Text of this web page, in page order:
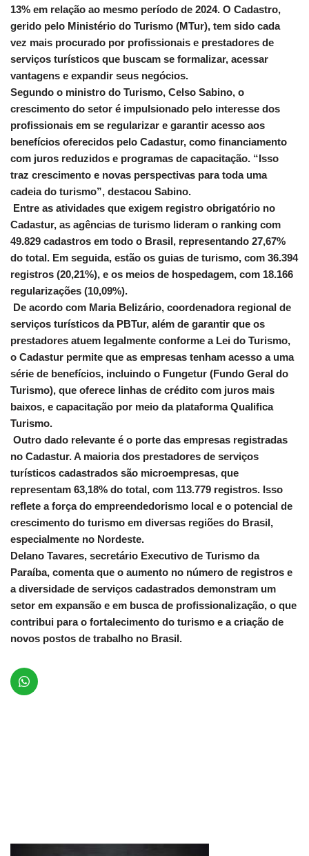
13% em relação ao mesmo período de 2024. O Cadastro,
gerido pelo Ministério do Turismo (MTur), tem sido cada
vez mais procurado por profissionais e prestadores de
serviços turísticos que buscam se formalizar, acessar
vantagens e expandir seus negócios.
Segundo o ministro do Turismo, Celso Sabino, o
crescimento do setor é impulsionado pelo interesse dos
profissionais em se regularizar e garantir acesso aos
benefícios oferecidos pelo Cadastur, como financiamento
com juros reduzidos e programas de capacitação. “Isso
traz crescimento e novas perspectivas para toda uma
cadeia do turismo”, destacou Sabino.
Entre as atividades que exigem registro obrigatório no
Cadastur, as agências de turismo lideram o ranking com
49.829 cadastros em todo o Brasil, representando 27,67%
do total. Em seguida, estão os guias de turismo, com 36.394
registros (20,21%), e os meios de hospedagem, com 18.166
regularizações (10,09%).
De acordo com Maria Belizário, coordenadora regional de
serviços turísticos da PBTur, além de garantir que os
prestadores atuem legalmente conforme a Lei do Turismo,
o Cadastur permite que as empresas tenham acesso a uma
série de benefícios, incluindo o Fungetur (Fundo Geral do
Turismo), que oferece linhas de crédito com juros mais
baixos, e capacitação por meio da plataforma Qualifica
Turismo.
Outro dado relevante é o porte das empresas registradas
no Cadastur. A maioria dos prestadores de serviços
turísticos cadastrados são microempresas, que
representam 63,18% do total, com 113.779 registros. Isso
reflete a força do empreendedorismo local e o potencial de
crescimento do turismo em diversas regiões do Brasil,
especialmente no Nordeste.
Delano Tavares, secretário Executivo de Turismo da
Paraíba, comenta que o aumento no número de registros e
a diversidade de serviços cadastrados demonstram um
setor em expansão e em busca de profissionalização, o que
contribui para o fortalecimento do turismo e a criação de
novos postos de trabalho no Brasil.